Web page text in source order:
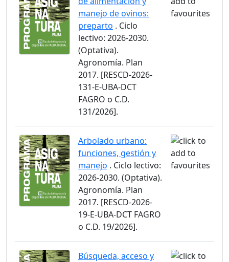
manejo de ovinos:
preparto . Ciclo
lectivo: 2026-2030.
(Optativa).
Agronomía. Plan
2017. [RESCD-2026-
131-E-UBA-DCT
FAGRO o C.D.
131/2026].
Arbolado urbano:
funciones, gestión y
manejo . Ciclo lectivo:
2026-2030. (Optativa).
Agronomía. Plan
2017. [RESCD-2026-
19-E-UBA-DCT FAGRO
o C.D. 19/2026].
Búsqueda, acceso y